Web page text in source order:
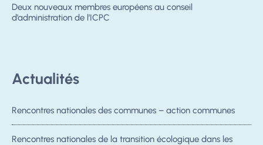
Deux nouveaux membres européens au conseil
d’administration de l’ICPC
Actualités
Rencontres nationales des communes – action communes
Rencontres nationales de la transition écologique dans les